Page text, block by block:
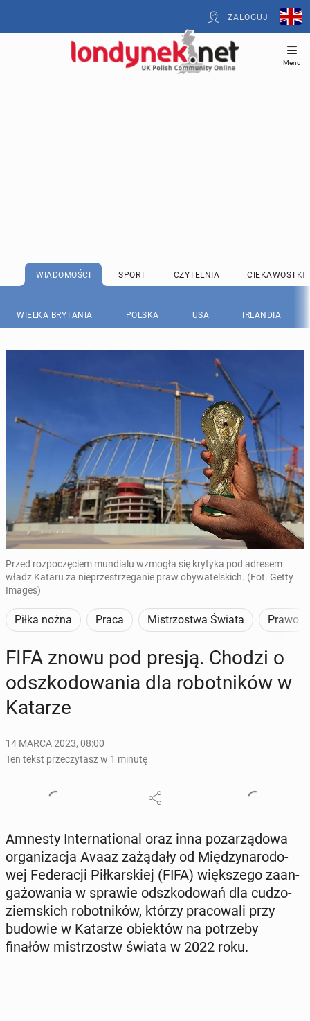
ZALOGUJ
Menu
WIADOMOŚCI SPORT CZYTELNIA CIEKAWOSTKI
WIELKA BRYTANIA POLSKA USA IRLANDIA
Przed rozpoczęciem mundialu wzmogła się krytyka pod adresem
władz Kataru za nieprzestrzeganie praw obywatelskich. (Fot. Getty
Images)
Piłka nożna Praca Mistrzostwa Świata Prawo
FIFA znowu pod presją. Chodzi o
od­szko­do­wa­nia dla ro­bot­ni­ków w
Katarze
14 MARCA 2023, 08:00
Ten tekst przeczytasz w 1 minutę
Amnesty In­ter­na­tio­nal oraz inna po­za­rzą­do­wa
or­ga­ni­za­cja Avaaz za­żą­da­ły od Mię­dzy­na­ro­do­
wej Fe­de­ra­cji Pił­kar­skiej (FIFA) więk­sze­go za­an­
ga­żo­wa­nia w sprawie od­szko­do­wań dla cu­dzo­
ziem­skich ro­bot­ni­ków, którzy pra­co­wa­li przy
budowie w Katarze obiek­tów na po­trze­by
finałów mi­strzostw świata w 2022 roku.